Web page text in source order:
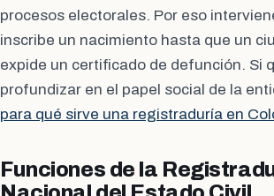
procesos electorales. Por eso
inscribe un nacimiento hasta que un
expide un certificado de defunción. Si
profundizar en el papel social de la
para qué sirve una registraduría en
Funciones de la